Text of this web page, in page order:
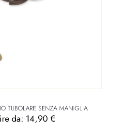
TUBOLARE SENZA MANIGLIA
da: 14,90€